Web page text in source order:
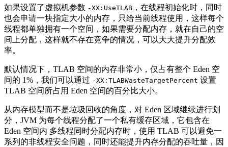
如果设置了虚拟机参数 -XX:UseTLAB ，在线程初始化时，同时
也会申请一块指定大小的内存，只给当前线程使用，这样每个
线程都单独拥有一个空间，如果需要分配内存，就在自己的空
间上分配，这样就不存在竞争的情况，可以大大提升分配效
率。
默认情况下，TLAB 空间的内存非常小，仅占有整个 Eden 空
间的 1%，我们可以通过 -XX:TLABWasteTargetPercent 设置
TLAB 空间所占用 Eden 空间的百分比大小。
从内存模型而不是垃圾回收的角度，对 Eden 区域继续进行划
分，JVM 为每个线程分配了一个私有缓存区域，它包含在
Eden 空间内 多线程同时分配内存时，使用 TLAB 可以避免一
系列的非线程安全问题，同时还能提升内存分配的吞吐量，因